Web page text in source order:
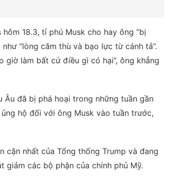
18.3, tỉ phú Musk cho hay ông “bị
“lòng căm thù và bạo lực từ cánh tả”.
giờ làm bất cứ điều gì có hại”, ông khẳng
Âu đã bị phá hoại trong những tuần gần
hộ đối với ông Musk vào tuần trước,
cận nhất của Tổng thống Trump và đang
các bộ phận của chính phủ Mỹ.